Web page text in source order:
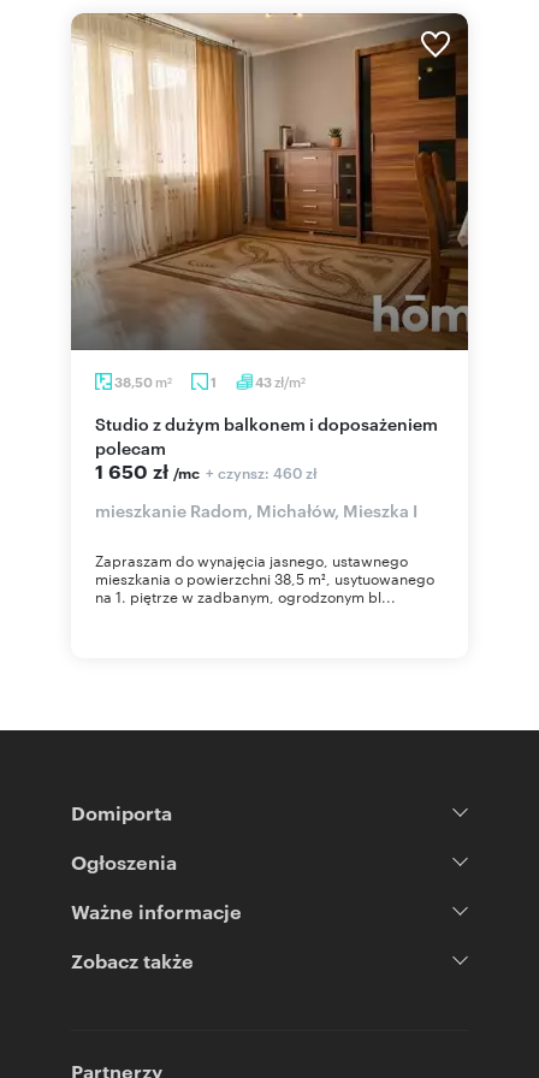
38,50 m2 1 43zł/m2
Studio z dużym balkonem i doposażeniem
polecam
1 650 zł /mc + czynsz: 460 zł
mieszkanie Radom, Michałów, Mieszka I
Zapraszam do wynajęcia jasnego, ustawnego
mieszkania o powierzchni 38,5 m², usytuowanego
na 1. piętrze w zadbanym, ogrodzonym bl...
Domiporta
Ogłoszenia
Ważne informacje
Zobacz także
Partnerzy